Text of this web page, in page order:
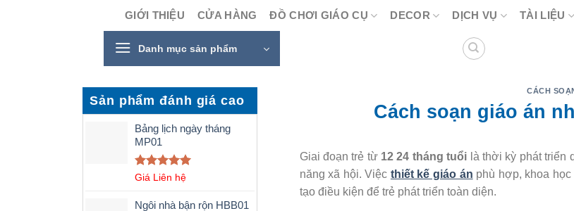
GIỚI THIỆU CỬA HÀNG ĐỒ CHƠI GIÁO CỤ DECOR DỊCH VỤ TÀI LIỆU
Danh mục sản phẩm
Sản phẩm đánh giá cao
Bảng lịch ngày tháng
MP01
Được xếp
5 sao
Giá Liên hệ
Ngôi nhà bận rộn HBB01
CÁCH
Cách soạn giáo án
Giai đoạn trẻ từ 12 24 tháng tuổi là thời kỳ phát triển
năng xã hội. Việc thiết kế giáo án phù hợp, khoa
tạo điều kiện để trẻ phát triển toàn diện.